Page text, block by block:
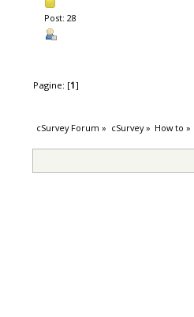
Post: 28
Pagine: [1]
cSurvey Forum » cSurvey» How to »